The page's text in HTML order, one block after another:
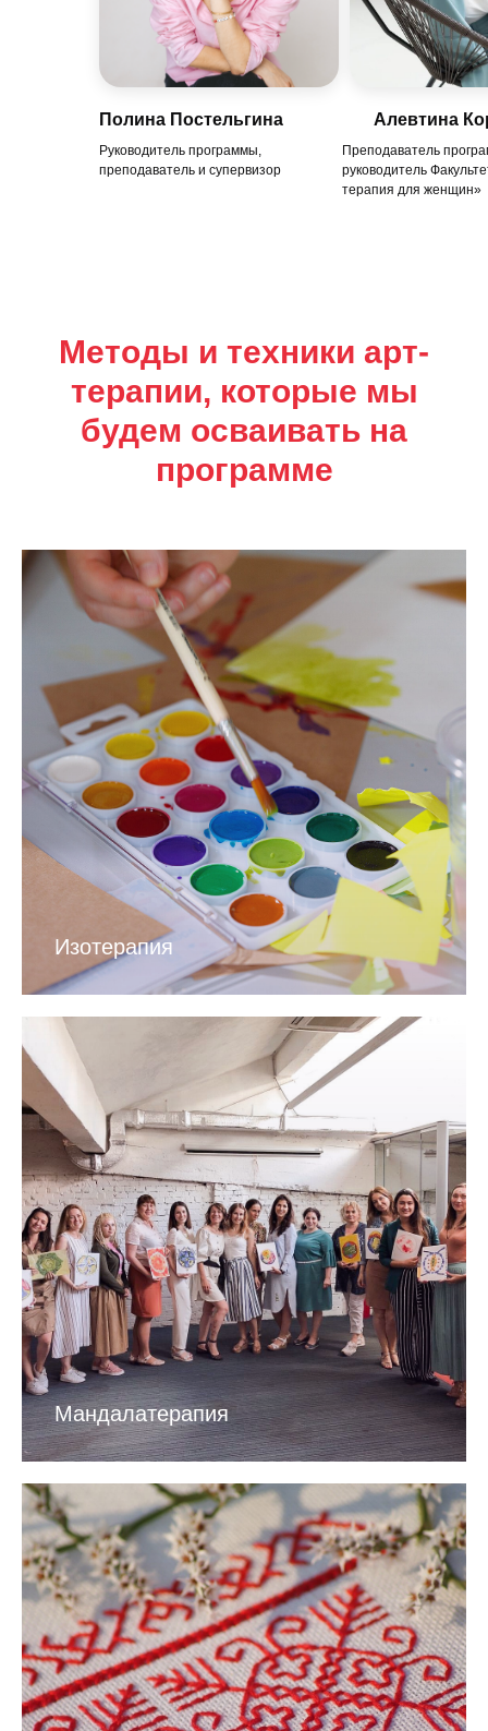
Полина Постельгина
Руководитель программы,
преподаватель и супервизор
Алевтина
Преподаватель
руководитель
терапия для женщин»
Методы и техники арт-
терапии, которые мы
будем осваивать на
программе
Изотерапия
Мандалатерапия